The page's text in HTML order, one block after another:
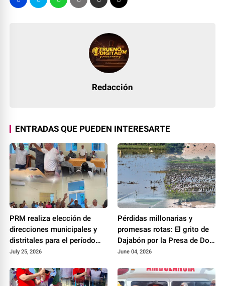
Redacción
ENTRADAS QUE PUEDEN INTERESARTE
PRM realiza elección de
direcciones municipales y
distritales para el período
2026-2028
July 25, 2026
Pérdidas millonarias y
promesas rotas: El grito de
Dajabón por la Presa de Don
Miguel
June 04, 2026